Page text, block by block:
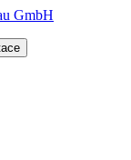
GmbH